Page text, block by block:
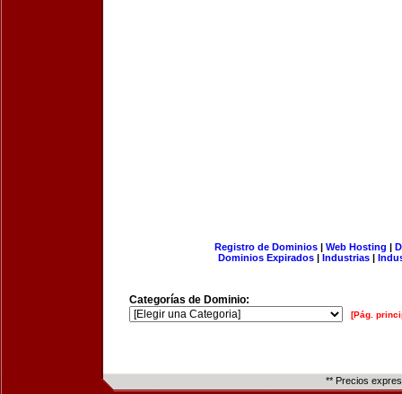
Registro de Dominios| Web Hosting |
Dominios Expirados | Industrias |
Categorías de Dominio:
[Pág.
** Precios